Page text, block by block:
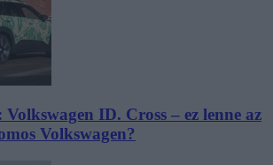
ID. Cross – ez lenne az
Volkswagen?